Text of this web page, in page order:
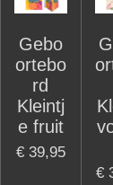
Gebo
ortebo
rd
Kleintj
e fruit
€ 39,95
€